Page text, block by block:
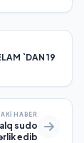
`DAN 19
HABER
sudo
edib